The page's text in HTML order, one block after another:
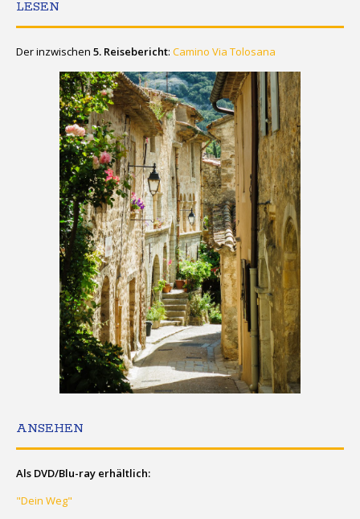
LESEN
Der inzwischen 5. Reisebericht: Camino Via Tolosana
ANSEHEN
Als DVD/Blu-ray erhältlich:
"Dein Weg"